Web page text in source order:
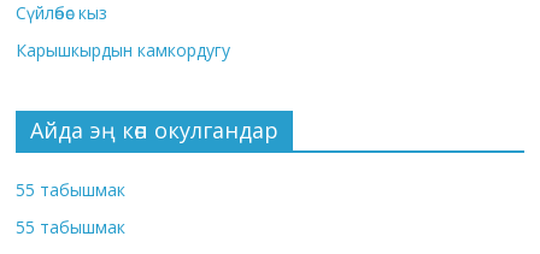
Сүйлөбөс кыз
Карышкырдын камкордугу
Айда эң көп окулгандар
55 табышмак
55 табышмак